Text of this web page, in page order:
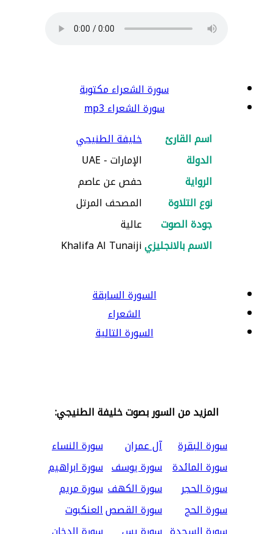
سورة الشعراء مكتوبة
سورة الشعراء mp3
اسم القارئ
خليفة الطنيجي
الدولة
الإمارات - UAE
الرواية
حفص عن عاصم
نوع التلاوة
المصحف المرتل
جودة الصوت
عالية
الاسم بالانجليزيKhalifa Al Tunaiji
السورة السابقة
الشعراء
السورة التالية
المزيد من السور بصوت خليفة الطنيجي:
سورة البقرة
آل عمران
سورة النساء
سورة المائدة سورة يوسف سورة ابراهيم
سورة الحجر
سورة الكهف سورة مريم
سورة الحج
سورة القصصالعنكبوت